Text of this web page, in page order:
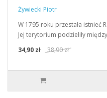
Żywiecki Piotr
W 1795 roku przestała istnieć
Jej terytorium podzieliły
34,90 zł
38,90 zł